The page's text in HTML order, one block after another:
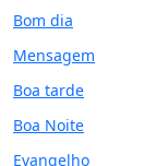
Bom dia
Mensagem
Boa tarde
Boa Noite
Evangelho